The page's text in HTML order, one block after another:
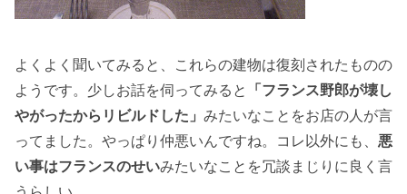
よくよく聞いてみると、これらの建物は復刻されたものの
ようです。少しお話を伺ってみると 「フランス野郎が壊し
やがったからリビルドした」 みたいなことをお店の人が言
ってました。やっぱり仲悪いんですね。コレ以外にも、 悪
い事はフランスのせいみたいなことを冗談まじりに良く言